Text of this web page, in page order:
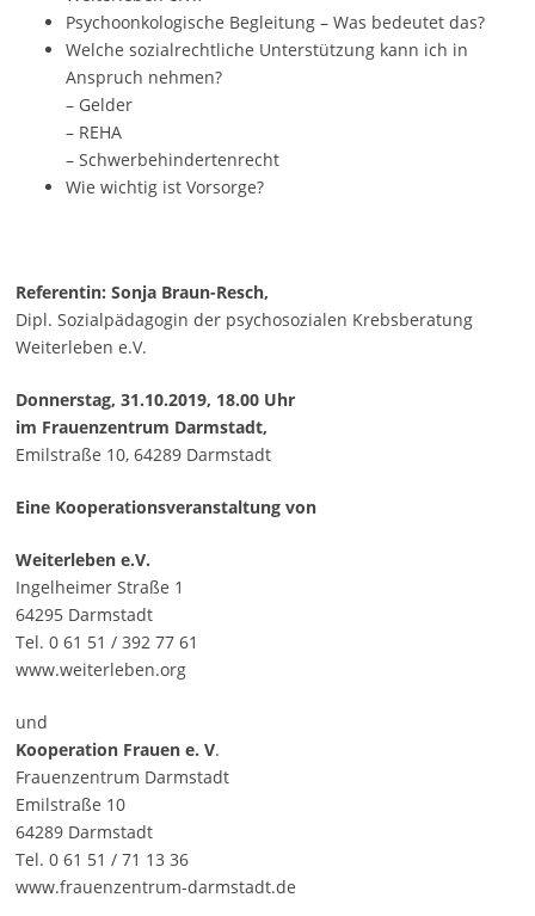
Psychoonkologische Begleitung – Was bedeutet das?
Welche sozialrechtliche Unterstützung kann ich in
Anspruch nehmen?
– Gelder
– REHA
– Schwerbehindertenrecht
Wie wichtig ist Vorsorge?
Referentin: Sonja Braun-Resch,
Dipl. Sozialpädagogin der psychosozialen Krebsberatung
Weiterleben e.V.
Donnerstag, 31.10.2019, 18.00 Uhr
im Frauenzentrum Darmstadt,
Emilstraße 10, 64289 Darmstadt
Eine Kooperationsveranstaltung von
Weiterleben e.V.
Ingelheimer Straße 1
64295 Darmstadt
Tel. 0 61 51 / 392 77 61
www.weiterleben.org
und
Kooperation Frauen e. V.
Frauenzentrum Darmstadt
Emilstraße 10
64289 Darmstadt
Tel. 0 61 51 / 71 13 36
www.frauenzentrum-darmstadt.de